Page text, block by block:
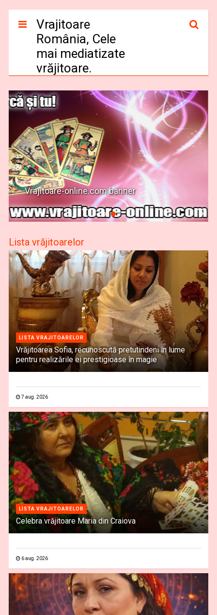
Vrajitoare
România, Cele
mai mediatizate
vrăjitoare.
Vrajitoare-online.com banner
Lista vrăjitoarelor
LISTA VRAJITOARELOR
Vrăjitoarea Sofia, recunoscută pretutindeni în lume
pentru realizările ei prestigioase în magie
7 aug. 2026
LISTA VRAJITOARELOR
Celebra vrăjitoare Maria din Craiova
6 aug. 2026